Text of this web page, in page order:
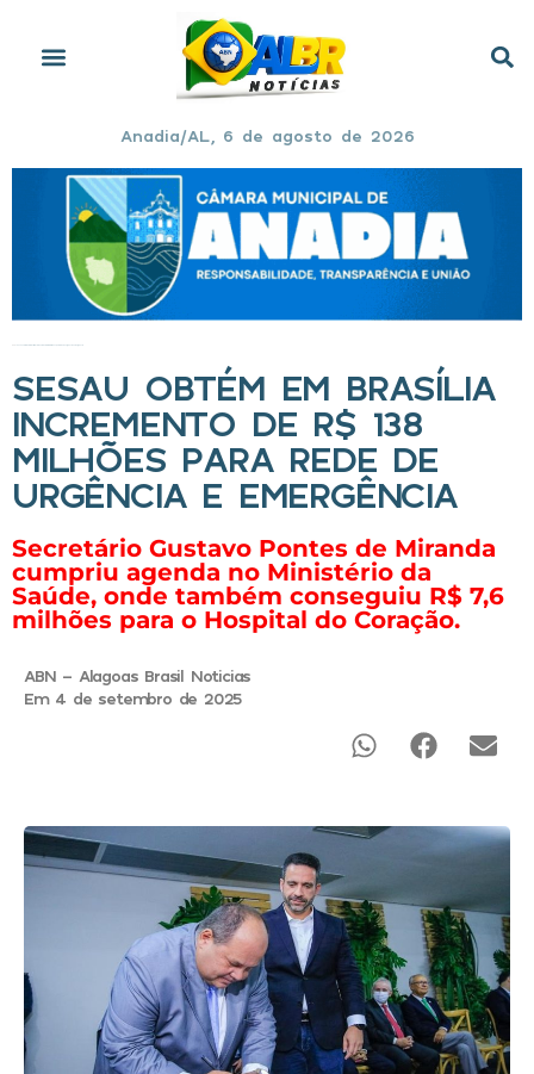
Anadia/AL, 6 de agosto de 2026
SESAU OBTÉM EM BRASÍLIA
INCREMENTO DE R$ 138
MILHÕES PARA REDE DE
URGÊNCIA E EMERGÊNCIA
Secretário Gustavo Pontes de Miranda
cumpriu agenda no Ministério da
Saúde, onde também conseguiu R$ 7,6
milhões para o Hospital do Coração.
ABN - Alagoas Brasil Noticias
Em 4 de setembro de 2025